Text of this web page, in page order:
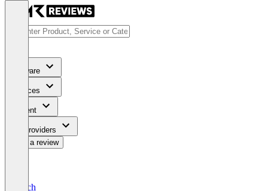
Software
Services
Content
For Providers
Write a review
Deutsch